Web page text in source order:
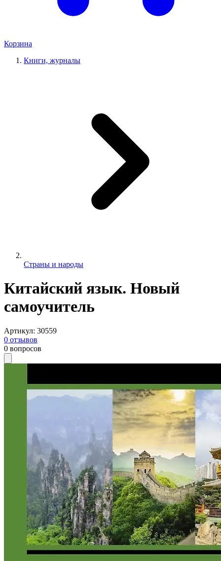
Корзина
Книги, журналы
Страны и народы
Китайский язык. Новый
самоучитель
Артикул: 30559
0 отзывов
0 вопросов